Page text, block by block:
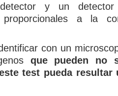
y un
proporcionales a la
con un
que pueden no
test pueda resultar